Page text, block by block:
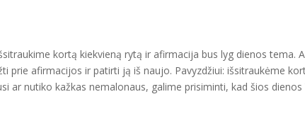
kortą kiekvieną rytą ir afirmacija bus lyg dienos tema.
prie afirmacijos ir patirti ją iš naujo. Pavyzdžiui: išsitraukėme
ar nutiko kažkas nemalonaus, galime prisiminti, kad šios